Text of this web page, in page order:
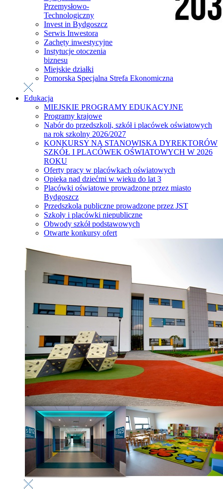
Przemysłowo-
Technologiczny
Invest in Bydgoszcz
Serwis Inwestora
Zachęty inwestycyjne
Instytucje otoczenia
biznesu
Miejskie działki
Pomorska Specjalna Strefa Ekonomiczna
Edukacja
MIEJSKIE PROGRAMY EDUKACYJNE
Programy krajowe
Nabór do przedszkoli, szkół i placówek oświatowych
na rok szkolny 2026/2027
KONKURSY NA STANOWISKA DYREKTORÓW
SZKÓŁ I PLACÓWEK OŚWIATOWYCH W 2026
ROKU
Oferty pracy w placówkach oświatowych
Opieka nad dziećmi w wieku do lat 3
Placówki oświatowe prowadzone przez miasto
Bydgoszcz
Przedszkola publiczne prowadzone przez JST
Szkoły i placówki niepubliczne
Obwody szkół podstawowych
Otwarte konkursy ofert